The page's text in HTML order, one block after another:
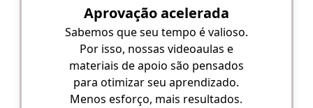
Aprovação acelerada
Sabemos que seu tempo é valioso.
Por isso, nossas videoaulas e
materiais de apoio são pensados
para otimizar seu aprendizado.
Menos esforço, mais resultados.